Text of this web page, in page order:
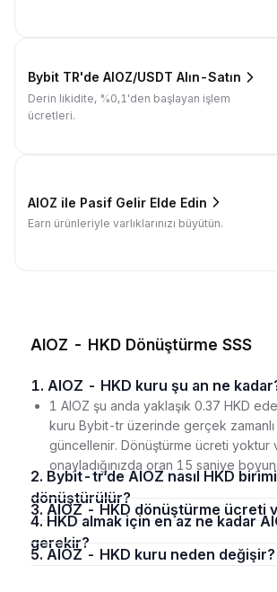
Bybit TR'de AIOZ/USDT Alın-Satın
Derin likidite, %0,1'den başlayan işlem
ücretleri.
AIOZ ile Pasif Gelir Elde Edin
Earn ürünleriyle varlıklarınızı büyütün.
AIOZ - HKD Dönüştürme SSS
1. AIOZ - HKD kuru şu an ne
1 AIOZ şu anda yaklaşık 0.37 HKD
kuru Bybit-tr üzerinde gerçek zamanlı
güncellenir. Dönüştürme ücreti yoktur
onayladığınızda oran 15 saniye
2. Bybit-tr‘de AIOZ nasıl HKD birimine
dönüştürülür?
3. AIOZ - HKD dönüştürme ücreti
4. HKD almak için en az ne kadar AIOZ
gerekir?
5. AIOZ - HKD kuru neden değişir?